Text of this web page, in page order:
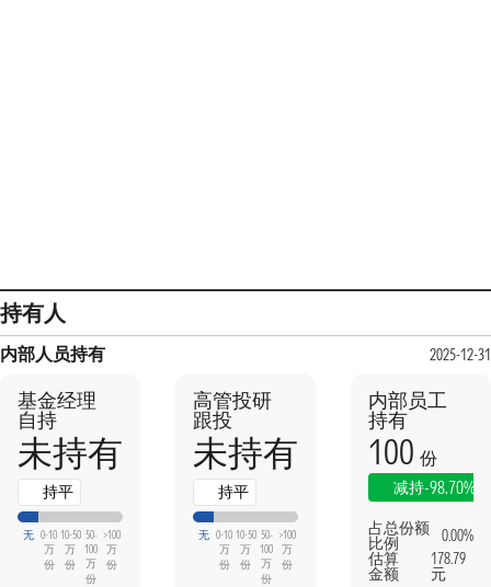
持有人
内部人员持有 2025-12-31
基金经理
自持
未持有
持平
无 0-10
万
份
10-50
万
份
50-
100
万
份
>100
万
份
高管投研
跟投
未持有
持平
无 0-10
万
份
10-50
万
份
50-
100
万
份
>100
万
份
内部员工
持有
100 份
减持-98.70%
占总份额
比例
0.00%
估算
金额
178.79
元